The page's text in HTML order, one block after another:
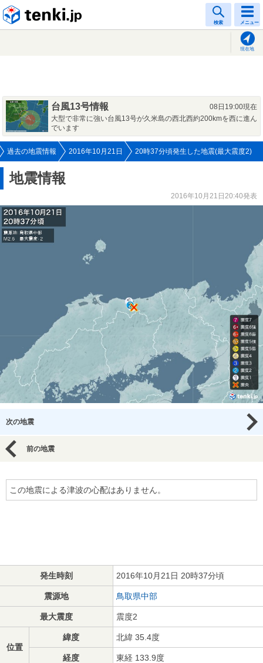
検索 メニュー
現在地
台風13号情報
08日19:00現在
大型で非常に強い台風13号が久米島の西北西約200kmを西に進ん
でいます
過去の地震情報 2016年10月21日 20時37分頃発生した地震(最大震度2)
地震情報
2016年10月21日20:40発表
次の地震
前の地震
この地震による津波の心配はありません。
発生時刻 2016年10月21日 20時37分頃
震源地 鳥取県中部
最大震度 震度2
位置
緯度 北緯 35.4度
経度 東経 133.9度